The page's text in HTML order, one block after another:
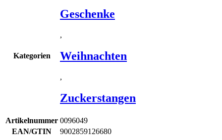
Kategorien
Geschenke
,
Weihnachten
,
Zuckerstangen
Artikelnummer 0096049
EAN/GTIN
9002859126680